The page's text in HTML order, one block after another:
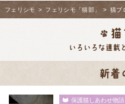
フェリシモ > フェリシモ「猫部」 > 猫ブ
保護猫しあわせ物語